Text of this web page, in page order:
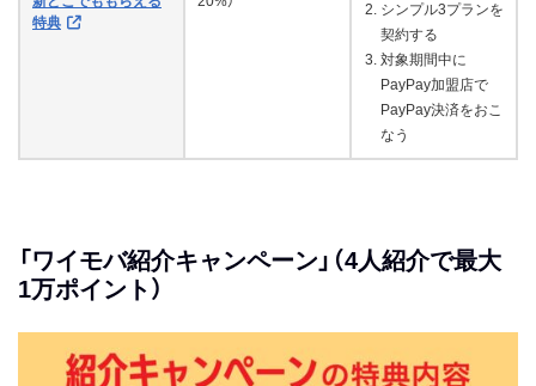
特典
シンプル3プランを
契約する
対象期間中に
PayPay加盟店で
PayPay決済をおこ
なう
「ワイモバ紹介キャンペーン」（4人紹介で最大
1万ポイント）